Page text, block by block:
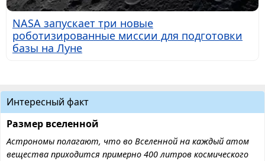
NASA запускает три новые
роботизированные миссии для подготовки
базы на Луне
Интересный факт
Размер вселенной
Астрономы полагают, что во Вселенной на каждый атом
вещества приходится примерно 400 литров космического